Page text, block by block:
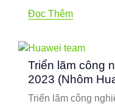
Đọc Thêm
Triển lãm công
2023 (Nhôm
Triển lãm công